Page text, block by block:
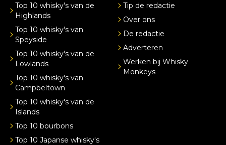
Top 10 whisky's van de
Highlands
Top 10 whisky's van
Speyside
Top 10 whisky's van de
Lowlands
Top 10 whisky's van
Campbeltown
Top 10 whisky's van de
Islands
Top 10 bourbons
Top 10 Japanse whisky's
Tip de redactie
Over ons
De redactie
Adverteren
Werken bij Whisky
Monkeys